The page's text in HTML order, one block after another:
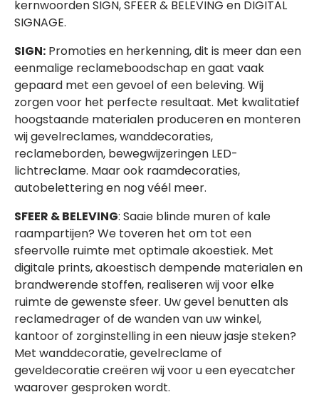
kernwoorden SIGN, SFEER & BELEVING en DIGITAL
SIGNAGE.
SIGN: Promoties en herkenning, dit is meer dan een
eenmalige reclameboodschap en gaat vaak
gepaard met een gevoel of een beleving. Wij
zorgen voor het perfecte resultaat. Met kwalitatief
hoogstaande materialen produceren en monteren
wij gevelreclames, wanddecoraties,
reclameborden, bewegwijzeringen LED-
lichtreclame. Maar ook raamdecoraties,
autobelettering en nog véél meer.
SFEER & BELEVING: Saaie blinde muren of kale
raampartijen? We toveren het om tot een
sfeervolle ruimte met optimale akoestiek. Met
digitale prints, akoestisch dempende materialen en
brandwerende stoffen, realiseren wij voor elke
ruimte de gewenste sfeer. Uw gevel benutten als
reclamedrager of de wanden van uw winkel,
kantoor of zorginstelling in een nieuw jasje steken?
Met wanddecoratie, gevelreclame of
geveldecoratie creëren wij voor u een eyecatcher
waarover gesproken wordt.